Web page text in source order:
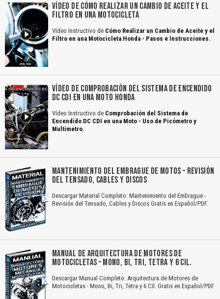
VÍDEO DE CÓMO REALIZAR UN CAMBIO DE ACEITE Y EL
FILTRO EN UNA MOTOCICLETA
Vídeo Instructivo de Cómo Realizar un Cambio de Aceite y el
Filtro en una Motocicleta Honda - Pasos e Instrucciones.
VÍDEO DE COMPROBACIÓN DEL SISTEMA DE ENCENDIDO
DC CDI EN UNA MOTO HONDA
Vídeo Instructivo de Comprobación del Sistema de
Encendido DC CDI en una Moto - Uso de Picómetro y
Multímetro.
MANTENIMIENTO DEL EMBRAGUE DE MOTOS – REVISIÓN
DEL TENSADO, CABLES Y DISCOS
Descargar Material Completo: Mantenimiento del Embrague -
Revisión del Tensado, Cables y Discos Gratis en Español/PDF.
MANUAL DE ARQUITECTURA DE MOTORES DE
MOTOCICLETAS – MONO, BI, TRI, TETRA Y 6 CIL.
Descargar Manual Completo: Arquitectura de Motores de
Motocicletas - Mono, Bi, Tri, Tetra y 6 Cil. Gratis en Español/PDF.